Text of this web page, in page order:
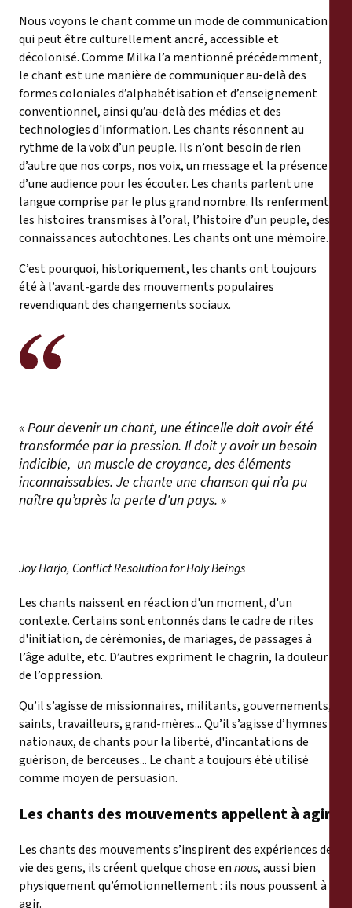
Nous voyons le chant comme un mode de communication
qui peut être culturellement ancré, accessible et
décolonisé. Comme Milka l’a mentionné précédemment,
le chant est une manière de communiquer au-delà des
formes coloniales d’alphabétisation et d’enseignement
conventionnel, ainsi qu’au-delà des médias et des
technologies d'information. Les chants résonnent au
rythme de la voix d’un peuple. Ils n’ont besoin de rien
d’autre que nos corps, nos voix, un message et la présence
d’une audience pour les écouter. Les chants parlent une
langue comprise par le plus grand nombre. Ils renferment
les histoires transmises à l’oral, l’histoire d’un peuple, des
connaissances autochtones. Les chants ont une mémoire.
C’est pourquoi, historiquement, les chants ont toujours
été à l’avant-garde des mouvements populaires
revendiquant des changements sociaux.
« Pour devenir un chant, une étincelle doit avoir été
transformée parla pression. Il doit y avoir un besoin
indicible, un muscle de croyance, des éléments
inconnaissables. Je chante une chanson qui n’a pu
naître qu’après la perte d'un pays. »
Joy Harjo, Conflict Resolution for Holy Beings
Les chants naissent en réaction d'un moment, d'un
contexte. Certains sont entonnés dans le cadre de rites
d'initiation, de cérémonies, de mariages, de passages à
l’âge adulte, etc. D’autres expriment le chagrin, la douleur
de l’oppression.
Qu’il s’agisse de missionnaires, militants, gouvernements,
saints, travailleurs, grand-mères... Qu’il s’agisse d’hymnes
nationaux, de chants pour la liberté, d'incantations de
guérison, de berceuses... Le chant a toujours été utilisé
comme moyen de persuasion.
Les chants des mouvements appellent à agir.
Les chants des mouvements s’inspirent des expériences de
vie des gens, ils créent quelque chose ennous, aussi bien
physiquement qu’émotionnellement : ils nous poussent à
agir.